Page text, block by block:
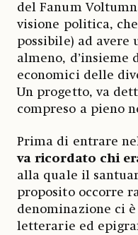
del Fanum
visione politica,
possibile) ad avere
almeno,
economici delle
Un progetto, va
compreso a pieno
Prima di entrare
va ricordato chi
alla quale il
proposito occorre
denominazione ci
letterarie ed